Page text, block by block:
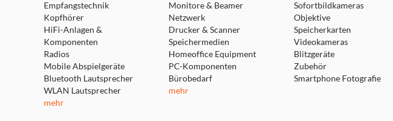
Empfangstechnik
Kopfhörer
HiFi-Anlagen &
Komponenten
Radios
Mobile Abspielgeräte
Bluetooth Lautsprecher
WLAN Lautsprecher
mehr
Monitore & Beamer
Netzwerk
Drucker & Scanner
Speichermedien
Homeoffice Equipment
PC-Komponenten
Bürobedarf
mehr
Sofortbildkameras
Objektive
Speicherkarten
Videokameras
Blitzgeräte
Zubehör
Smartphone Fotografie